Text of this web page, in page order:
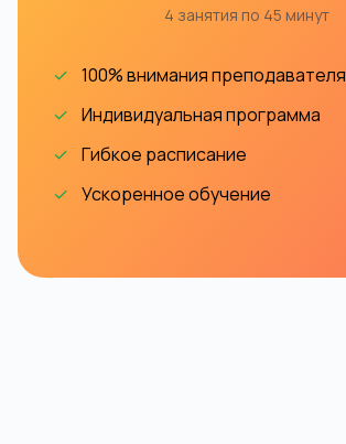
4 занятия по 45 минут
✓ 100% внимания преподавателя
✓ Индивидуальная программа
✓ Гибкое расписание
✓ Ускоренное обучение